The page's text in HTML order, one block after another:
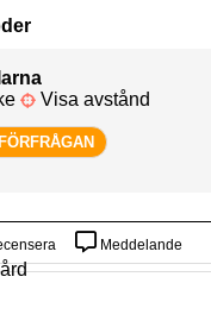
Visa avstånd
Meddelande